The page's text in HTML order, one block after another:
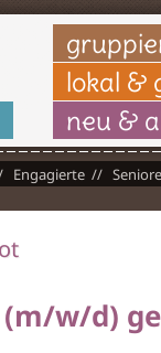
lokal &
neu &
Engagierte
w/d)